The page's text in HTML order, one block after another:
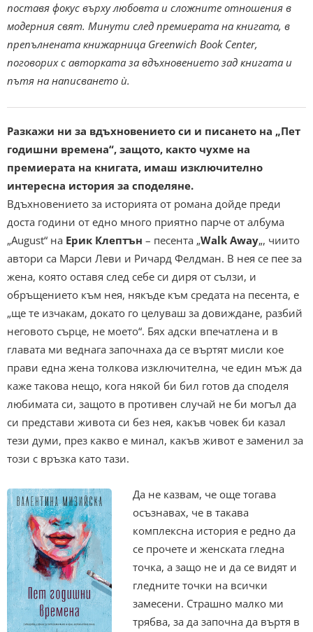
поставя фокус върху любовта и сложните отношения в
модерния свят. Минути след премиерата на книгата, в
препълнената книжарница Greenwich Book Center,
поговорих с авторката за вдъхновението зад книгата и
пътя на написването ѝ.
Разкажи ни за вдъхновението си и писането на „Пет
годишни времена“, защото, както чухме на
премиерата на книгата, имаш изключително
интересна история за споделяне.
Вдъхновението за историята от романа дойде преди
доста години от едно много приятно парче от албума
„August“ на Ерик Клептън – песента „Walk Away„, чиито
автори са Марси Леви и Ричард Фелдман. В нея се пее за
жена, която оставя след себе си диря от сълзи, и
обръщението към нея, някъде към средата на песента, е
„ще те изчакам, докато го целуваш за довиждане, разбий
неговото сърце, не моето“. Бях адски впечатлена и в
главата ми веднага започнаха да се въртят мисли кое
прави една жена толкова изключителна, че един мъж да
каже такова нещо, кога някой би бил готов да споделя
любимата си, защото в противен случай не би могъл да
си представи живота си без нея, какъв човек би казал
тези думи, през какво е минал, какъв живот е заменил за
този с връзка като тази.
Да не казвам, че още тогава
осъзнавах, че в такава
комплексна история е редно да
се прочете и женската гледна
точка, а защо не и да се видят и
гледните точки на всички
замесени. Страшно малко ми
трябва, за да започна да въртя в